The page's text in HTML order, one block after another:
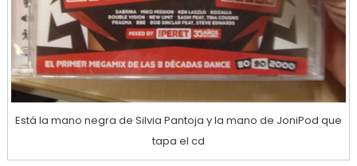
Está la mano negra de Silvia Pantoja y la mano de JoniPod que
tapa el cd